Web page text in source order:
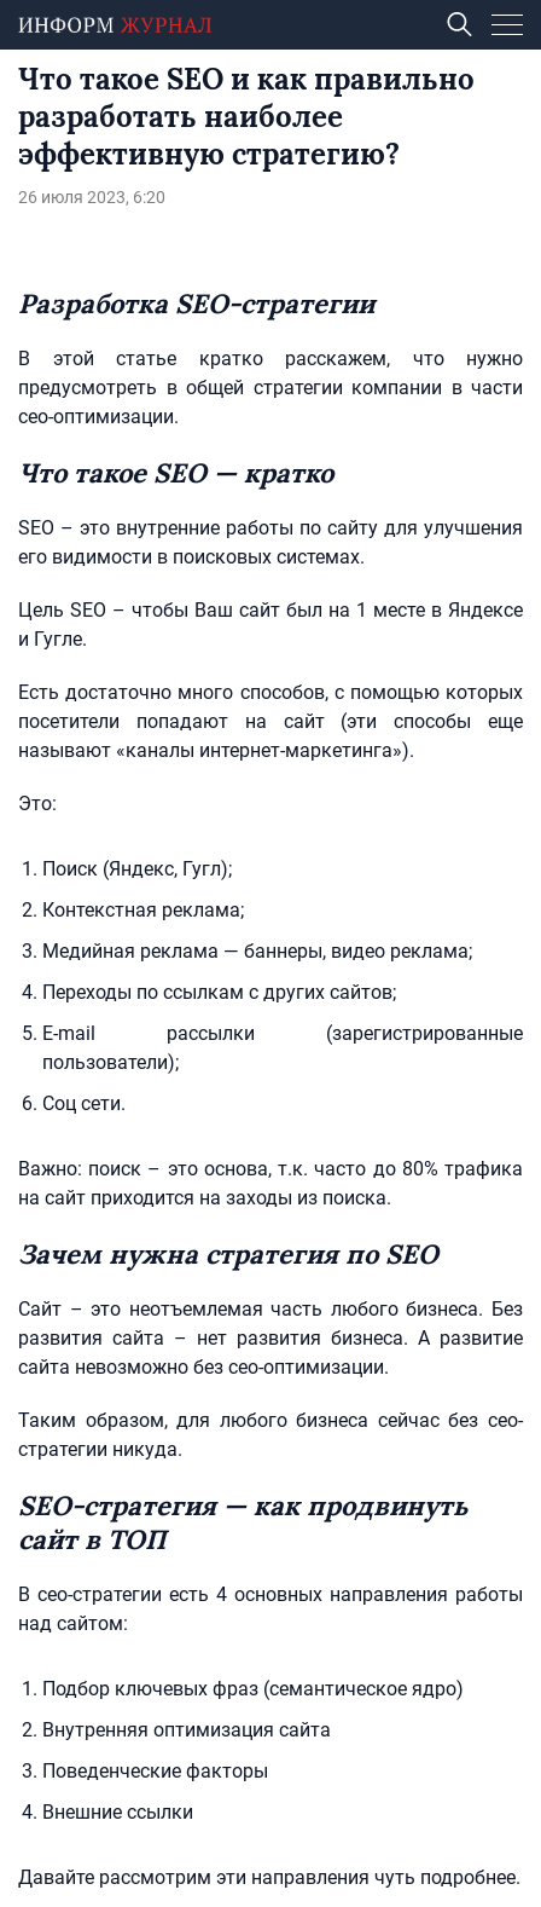
Что такое SEO и как правильно
разработать наиболее
эффективную стратегию?
26 июля 2023, 6:20
Разработка SEO-стратегии
В этой статье кратко расскажем, что нужно
предусмотреть в общей стратегии компании в части
сео-оптимизации.
Что такое SEO — кратко
SEO – это внутренние работы по сайту для улучшения
его видимости в поисковых системах.
Цель SEO – чтобы Ваш сайт был на 1 месте в Яндексе
и Гугле.
Есть достаточно много способов, с помощью которых
посетители попадают на сайт (эти способы еще
называют «каналы интернет-маркетинга»).
Это:
Поиск (Яндекс, Гугл);
Контекстная реклама;
Медийная реклама — баннеры, видео реклама;
Переходы по ссылкам с других сайтов;
E-mail рассылки (зарегистрированные
пользователи);
Соц сети.
Важно: поиск – это основа, т.к. часто до 80% трафика
на сайт приходится на заходы из поиска.
Зачем нужна стратегия по SEO
Сайт – это неотъемлемая часть любого бизнеса. Без
развития сайта – нет развития бизнеса. А развитие
сайта невозможно без сео-оптимизации.
Таким образом, для любого бизнеса сейчас без сео-
стратегии никуда.
SEO-стратегия — как продвинуть
сайт в ТОП
В сео-стратегии есть 4 основных направления работы
над сайтом:
Подбор ключевых фраз (семантическое ядро)
Внутренняя оптимизация сайта
Поведенческие факторы
Внешние ссылки
Давайте рассмотрим эти направления чуть подробнее.